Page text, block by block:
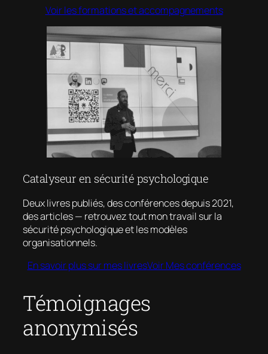
Voir les formations et accompagnements
Catalyseur en sécurité psychologique
Deux livres publiés, des conférences depuis 2021,
des articles — retrouvez tout mon travail sur la
sécurité psychologique et les modèles
organisationnels.
En savoir plus sur mes livresVoir Mes conférences
Témoignages
anonymisés